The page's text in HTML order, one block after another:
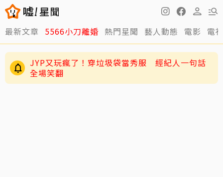
最新文章 5566小刀離婚 熱門星聞 藝人動態 電影 電
JYP又玩瘋了！穿垃圾袋當秀服 經紀人一句話
全場笑翻